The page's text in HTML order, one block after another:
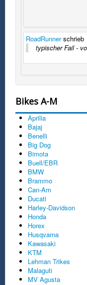
RoadRunnerschrieb
typischer Fail -
Bikes A-M
Aprilia
Bajaj
Benelli
Big Dog
Bimota
Buell/EBR
BMW
Brammo
Can-Am
Ducati
Harley-Davidson
Honda
Horex
Husqvarna
Kawasaki
KTM
Lehman Trikes
Malaguti
MV Agusta